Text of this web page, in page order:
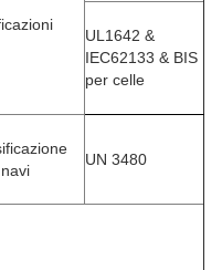
UL1642 &
IEC62133 & BIS
per celle
UN 3480